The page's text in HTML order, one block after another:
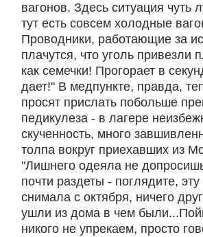
вагонов. Здесь ситуация чуть
тут есть совсем холодные
Проводники, работающие за
плачутся, что уголь привезли
как семечки! Прогорает в
дает!" В медпункте, правда,
просят прислать побольше
педикулеза - в лагере
скученность, много
толпа вокруг приехавших из
"Лишнего одеяла не
почти раздеты - поглядите,
снимала с октября, ничего
ушли из дома в чем
никого не упрекаем, просто